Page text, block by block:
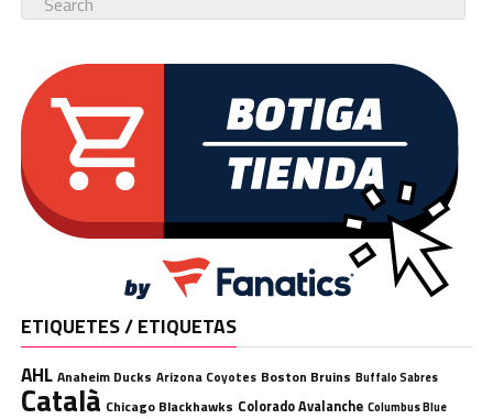
ETIQUETES / ETIQUETAS
AHL Anaheim Ducks Arizona Coyotes Boston Bruins Buffalo Sabres
Català Chicago Blackhawks Colorado Avalanche Columbus Blue